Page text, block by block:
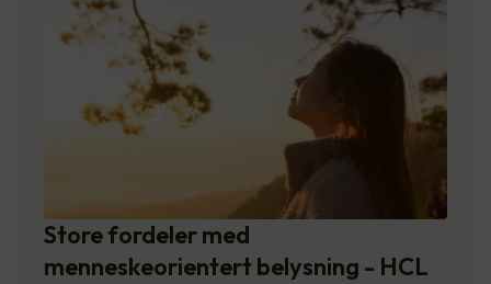
Store fordeler med
menneskeorientert belysning - HCL